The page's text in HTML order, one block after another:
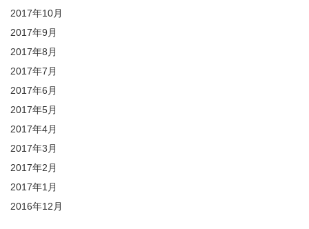
2017年10月
2017年9月
2017年8月
2017年7月
2017年6月
2017年5月
2017年4月
2017年3月
2017年2月
2017年1月
2016年12月